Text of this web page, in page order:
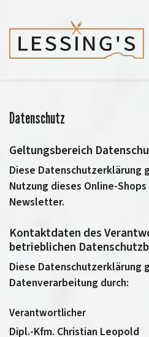
Datenschutz
Geltungsbereich
Diese Datenschutzerklärung
Nutzung dieses Online-
Newsletter.
Kontaktdaten des
betrieblichen
Diese Datenschutzerklärung
Datenverarbeitung durch:
Verantwortlicher
Dipl.-Kfm. Christian Leopold